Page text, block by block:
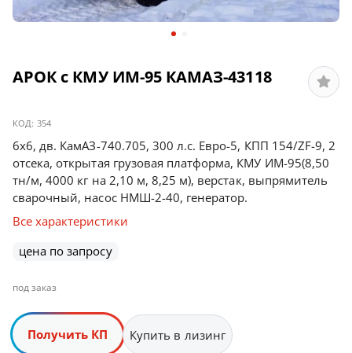
АРОК с КМУ ИМ-95 КАМАЗ-43118
КОД: 354
6х6, дв. КамАЗ-740.705, 300 л.с. Евро-5, КПП 154/ZF-9, 2
отсека, открытая грузовая платформа, КМУ ИМ-95(8,50
тн/м, 4000 кг на 2,10 м, 8,25 м), верстак, выпрямитель
сварочный, насос НМШ-2-40, генератор.
Все характеристики
цена по запросу
под заказ
Получить КП Купить в лизинг